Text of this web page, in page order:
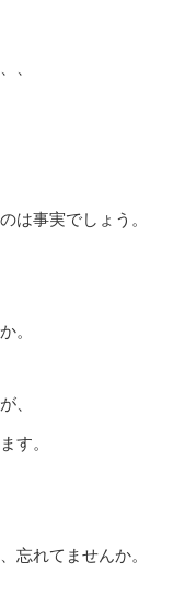
、
は事実でしょう。
。
、
す。
忘れてませんか。